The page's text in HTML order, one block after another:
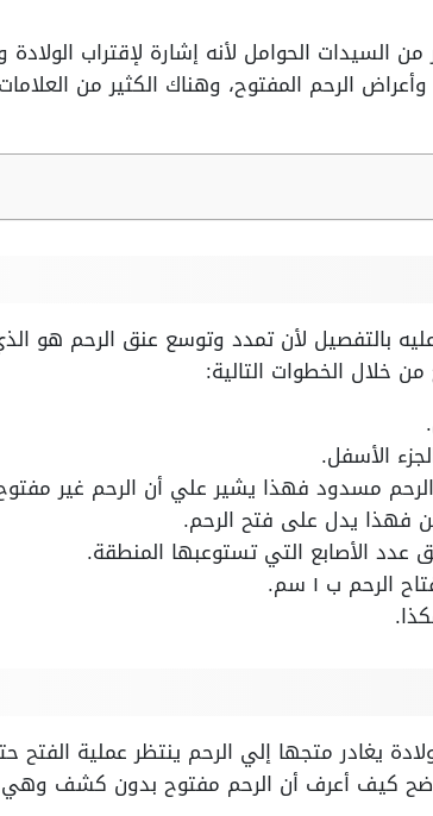
الحوامل لأنه إشارة لإقتراب الولادة
الرحم المفتوح، وهناك الكثير من
بالتفصيل لأن تمدد وتوسع عنق الرحم هو
خلال الخطوات التالية:
الأسفل.
مسدود فهذا يشير علي أن الرحم غير
فهذا يدل على فتح الرحم.
الأصابع التي تستوعبها المنطقة.
ب ١ سم.
يغادر متجها إلي الرحم ينتظر عملية الفتح
كيف أعرف أن الرحم مفتوح بدون كشف وهي